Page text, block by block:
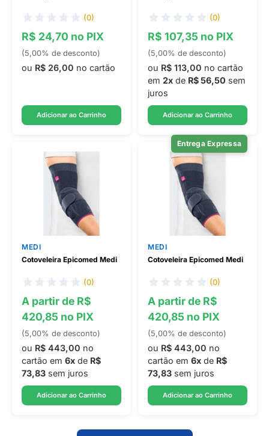
(0)
R$ 24,70 no PIX
(5,00% de desconto)
ou R$ 26,00 no cartão
Adicionar ao Carrinho
(0)
R$ 107,35 no PIX
(5,00% de desconto)
ou R$ 113,00 no cartão
em 2x de R$ 56,50 sem
juros
Adicionar ao Carrinho
MEDI
Cotoveleira Epicomed Medi
(0)
A partir de R$
420,85 no PIX
(5,00% de desconto)
ou R$ 443,00 no
cartão em 6x de R$
73,83 sem juros
Adicionar ao Carrinho
Entrega Expressa
MEDI
Cotoveleira Epicomed Medi
(0)
A partir de R$
420,85 no PIX
(5,00% de desconto)
ou R$ 443,00 no
cartão em 6x de R$
73,83 sem juros
Adicionar ao Carrinho